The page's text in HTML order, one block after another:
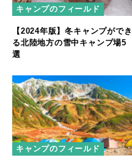
キャンプのフィールド
【2024年版】冬キャンプができ
る北陸地方の雪中キャンプ場5
選
キャンプのフィールド